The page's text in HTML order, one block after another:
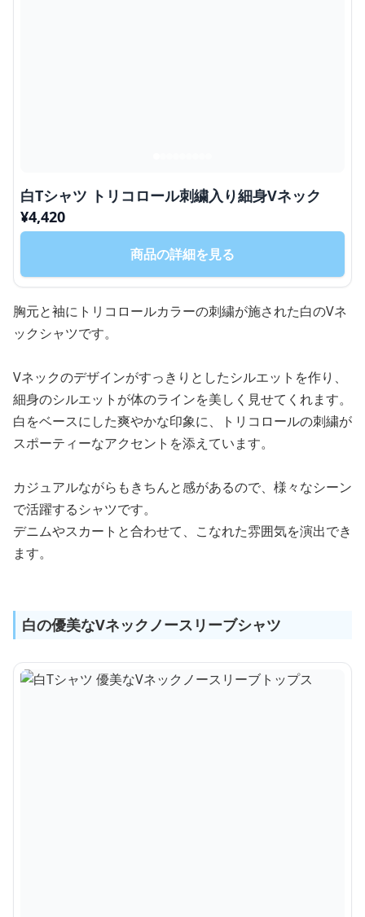
白Tシャツ トリコロール刺繍入り細身Vネック
¥4,420
商品の詳細を見る
胸元と袖にトリコロールカラーの刺繍が施された白のVネ
ックシャツです。
Vネックのデザインがすっきりとしたシルエットを作り、
細身のシルエットが体のラインを美しく見せてくれます。
白をベースにした爽やかな印象に、トリコロールの刺繍が
スポーティーなアクセントを添えています。
カジュアルながらもきちんと感があるので、様々なシーン
で活躍するシャツです。
デニムやスカートと合わせて、こなれた雰囲気を演出でき
ます。
白の優美なVネックノースリーブシャツ